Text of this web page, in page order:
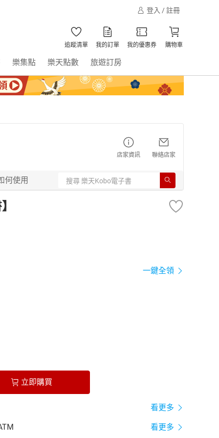
登入 / 註冊
追蹤清單 我的訂單 我的優惠券 購物車
樂集點 樂天點數 旅遊訂房
店家資訊 聯絡店家
何使用
一鍵全領
立即購買
看更多
看更多